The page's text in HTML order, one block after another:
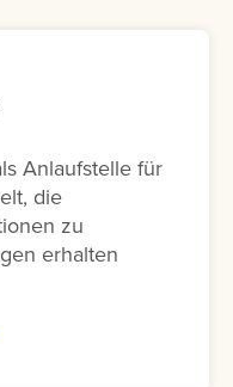
Anlaufstelle für
die
zu
erhalten